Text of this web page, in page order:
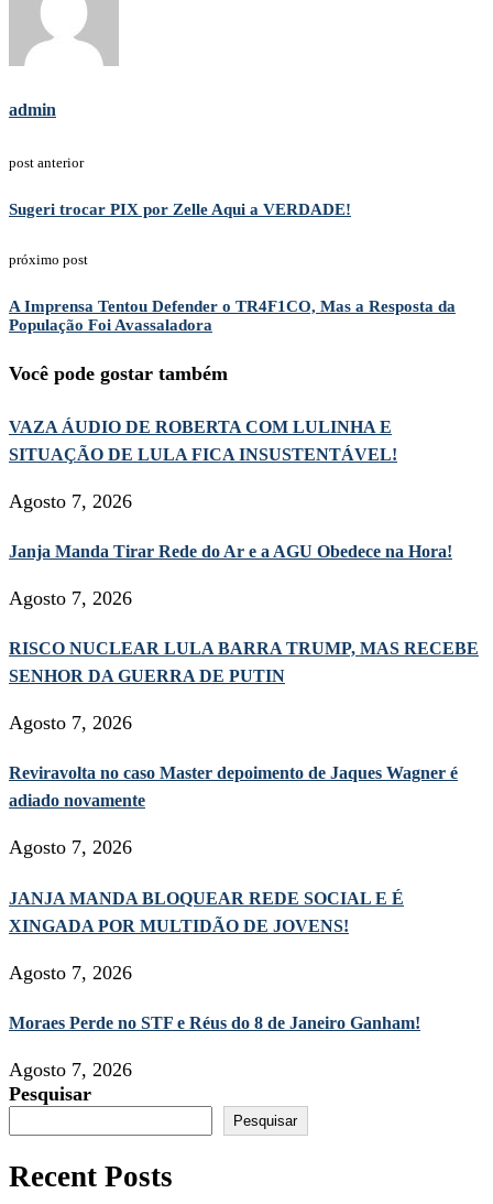
admin
post anterior
Sugeri trocar PIX por Zelle Aqui a VERDADE!
próximo post
A Imprensa Tentou Defender o TR4F1CO, Mas a Resposta da
População Foi Avassaladora
Você pode gostar também
VAZA ÁUDIO DE ROBERTA COM LULINHA E
SITUAÇÃO DE LULA FICA INSUSTENTÁVEL!
Agosto 7, 2026
Janja Manda Tirar Rede do Ar e a AGU Obedece na Hora!
Agosto 7, 2026
RISCO NUCLEAR LULA BARRA TRUMP, MAS RECEBE
SENHOR DA GUERRA DE PUTIN
Agosto 7, 2026
Reviravolta no caso Master depoimento de Jaques Wagner é
adiado novamente
Agosto 7, 2026
JANJA MANDA BLOQUEAR REDE SOCIAL E É
XINGADA POR MULTIDÃO DE JOVENS!
Agosto 7, 2026
Moraes Perde no STF e Réus do 8 de Janeiro Ganham!
Agosto 7, 2026
Pesquisar
Pesquisar
Recent Posts